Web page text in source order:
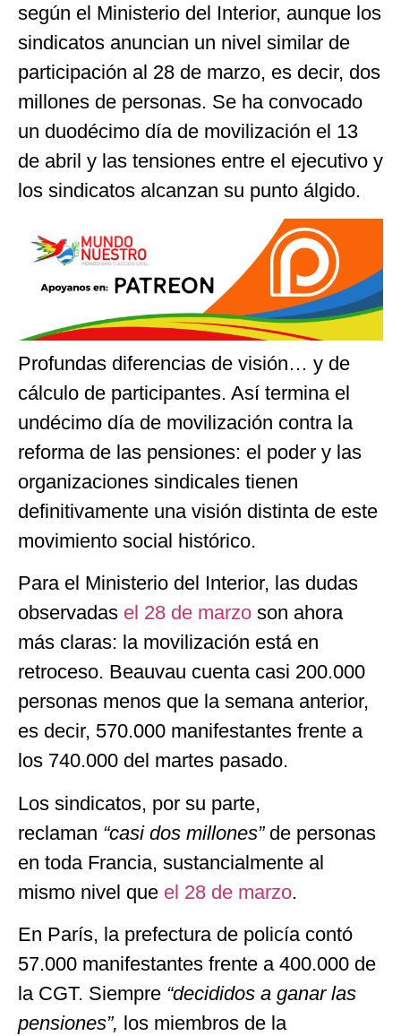
según el Ministerio del Interior, aunque los
sindicatos anuncian un nivel similar de
participación al 28 de marzo, es decir, dos
millones de personas. Se ha convocado
un duodécimo día de movilización el 13
de abril y las tensiones entre el ejecutivo y
los sindicatos alcanzan su punto álgido.
Profundas diferencias de visión… y de
cálculo de participantes. Así termina el
undécimo día de movilización contra la
reforma de las pensiones: el poder y las
organizaciones sindicales tienen
definitivamente una visión distinta de este
movimiento social histórico.
Para el Ministerio del Interior, las dudas
observadas el 28 de marzo son ahora
más claras: la movilización está en
retroceso. Beauvau cuenta casi 200.000
personas menos que la semana anterior,
es decir, 570.000 manifestantes frente a
los 740.000 del martes pasado.
Los sindicatos, por su parte,
reclaman “casi dos millones” de personas
en toda Francia, sustancialmente al
mismo nivel que el 28 de marzo.
En París, la prefectura de policía contó
57.000 manifestantes frente a 400.000 de
la CGT. Siempre “decididos a ganar las
pensiones”, los miembros de la